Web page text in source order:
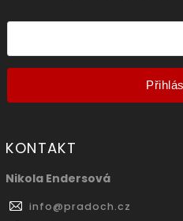
KONTAKT
Nikola Endersová
info@pradoch.cz